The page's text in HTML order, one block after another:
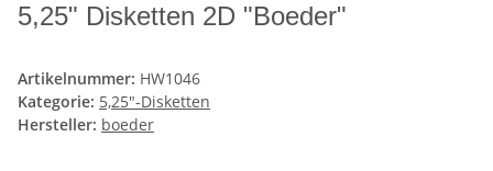
5,25" Disketten 2D "Boeder"
Artikelnummer: HW1046
Kategorie: 5,25"-Disketten
Hersteller: boeder